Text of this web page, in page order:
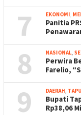
7 EKONOMI
Panitia
8 NASIONAL
Perwira
Farelio,
9 DAERAH
Bupati
Rp38,06